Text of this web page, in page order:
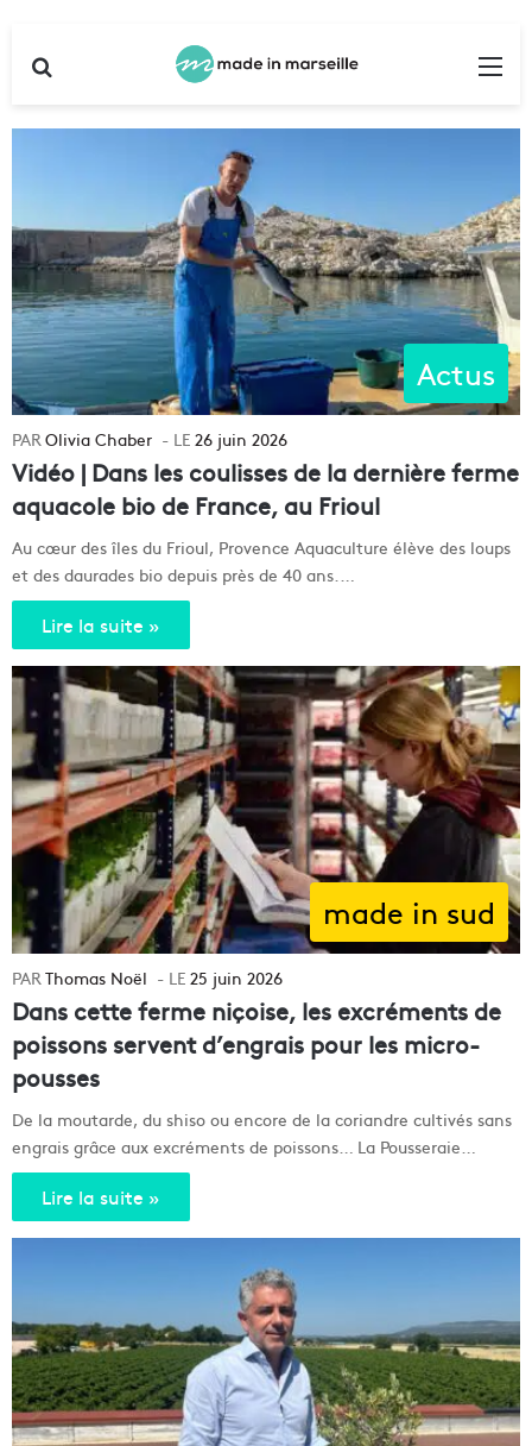
Actus
Olivia Chaber 26 juin 2026
Vidéo | Dans les coulisses de la dernière ferme
aquacole bio de France, au Frioul
Au cœur des îles du Frioul, Provence Aquaculture élève des loups
et des daurades bio depuis près de 40 ans.…
Lire la suite »
made in sud
Thomas Noël 25 juin 2026
Dans cette ferme niçoise, les excréments de
poissons servent d’engrais pour les micro-
pousses
De la moutarde, du shiso ou encore de la coriandre cultivés sans
engrais grâce aux excréments de poissons… La Pousseraie…
Lire la suite »